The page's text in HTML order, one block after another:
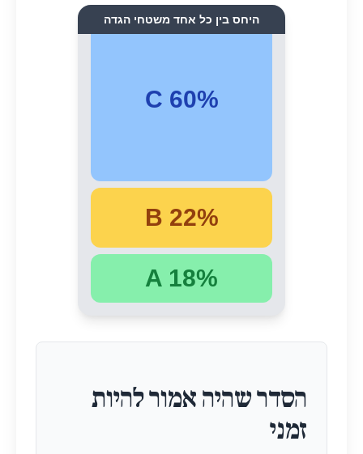
היחס בין כל אחד משטחי הגדה
C 60%
B 22%
A 18%
הסדר שהיה אמור להיות
זמני